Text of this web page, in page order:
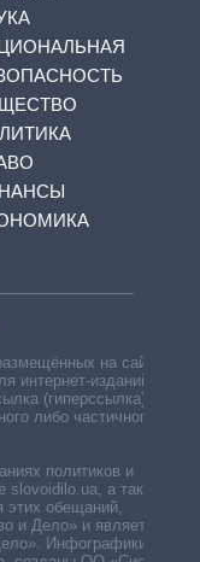
на сайте,
интернет-изданий —
(гиперссылка)
либо частичного
политиков и
а также
этих обещаний,
и Дело» и является
Инфографики,